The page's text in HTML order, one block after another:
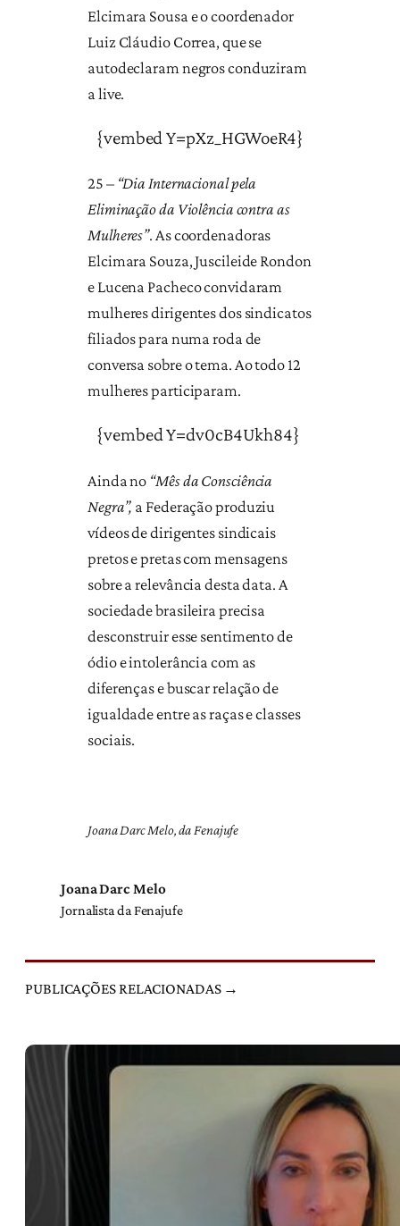
Elcimara Sousa e o coordenador
Luiz Cláudio Correa, que se
autodeclaram negros conduziram
a live.
{vembed Y=pXz_HGWoeR4}
25 – “Dia Internacional pela
Eliminação da Violência contra as
Mulheres”. As coordenadoras
Elcimara Souza, Juscileide Rondon
e Lucena Pacheco convidaram
mulheres dirigentes dos sindicatos
filiados para numa roda de
conversa sobre o tema. Ao todo 12
mulheres participaram.
{vembed Y=dv0cB4Ukh84}
Ainda no “Mês da Consciência
Negra”, a Federação produziu
vídeos de dirigentes sindicais
pretos e pretas com mensagens
sobre a relevância desta data. A
sociedade brasileira precisa
desconstruir esse sentimento de
ódio e intolerância com as
diferenças e buscar relação de
igualdade entre as raças e classes
sociais.
Joana Darc Melo, da Fenajufe
Joana Darc Melo
Jornalista da Fenajufe
PUBLICAÇÕES RELACIONADAS →